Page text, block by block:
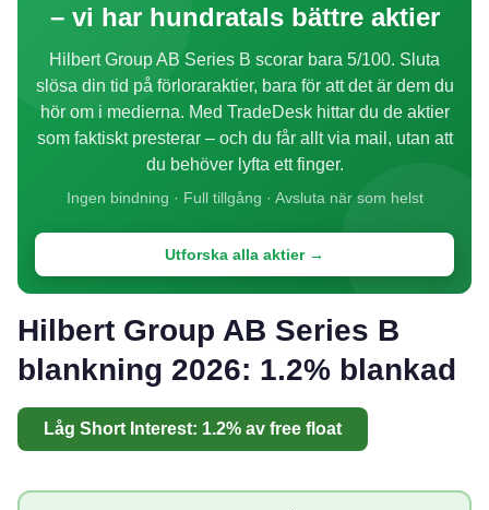
– vi har hundratals bättre aktier
Hilbert Group AB Series B scorar bara 5/100. Sluta
slösa din tid på förloraraktier, bara för att det är dem du
hör om i medierna. Med TradeDesk hittar du de aktier
som faktiskt presterar – och du får allt via mail, utan att
du behöver lyfta ett finger.
Ingen bindning · Full tillgång · Avsluta när som helst
Utforska alla aktier →
Hilbert Group AB Series B
blankning 2026: 1.2% blankad
Låg Short Interest: 1.2% av free float